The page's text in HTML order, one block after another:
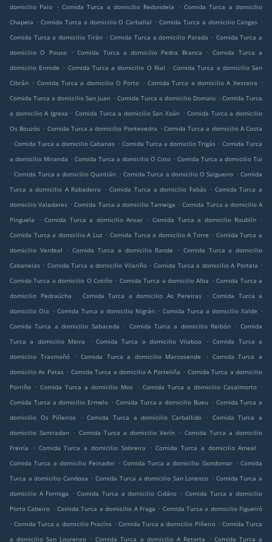
domicilio Paio
. Comida Turca a domicilio Redondela . Comida Turca a domicilio
Chapela . Comida Turca a domicilio O Carballal . Comida Turca a domicilio Cangas .
Comida Turca a domicilio Tirán . Comida Turca a domicilio Parada . Comida Turca a
domicilio O Pouso
. Comida Turca a domicilio Pedra Branca . Comida Turca a
domicilio Ermide . Comida Turca a domicilio O Rial . Comida Turca a domicilio San
Cibrán . Comida Turca a domicilio O Porto . Comida Turca a domicilio A Xesteira .
Comida Turca a domicilio San Juan . Comida Turca a domicilio Domaio . Comida Turca
a domicilio A Igrexa . Comida Turca a domicilio San Xoán . Comida Turca a domicilio
Os Bouzós . Comida Turca a domicilio Pontevedra . Comida Turca a domicilio A Costa
. Comida Turca a domicilio Cabanas . Comida Turca a domicilio Trigás . Comida Turca
a domicilio Miranda . Comida Turca a domicilio O Coto . Comida Turca a domicilio Tui
. Comida Turca a domicilio Quintián . Comida Turca a domicilio O Salgueiro . Comida
Turca a domicilio A Rabadeira
. Comida Turca a domicilio Fabás . Comida Turca a
domicilio Valadares . Comida Turca a domicilio Tameiga . Comida Turca a domicilio A
Pinguela
. Comida Turca a domicilio Ansar . Comida Turca a domicilio Roublín
.
Comida Turca a domicilio A Luz . Comida Turca a domicilio A Torre . Comida Turca a
domicilio Verdeal
. Comida Turca a domicilio Rande . Comida Turca a domicilio
Cabanelas . Comida Turca a domicilio Vilariño . Comida Turca a domicilio A Portela .
Comida Turca a domicilio O Cotiño . Comida Turca a domicilio Alba . Comida Turca a
domicilio Pedraúcha
. Comida Turca a domicilio As Pereiras . Comida Turca a
domicilio Oia . Comida Turca a domicilio Nigrán . Comida Turca a domicilio Xalde .
Comida Turca a domicilio Sabaceda
. Comida Turca a domicilio Reibón . Comida
Turca a domicilio Meira
. Comida Turca a domicilio Vilaboa . Comida Turca a
domicilio Trasmañó
. Comida Turca a domicilio Marcosende . Comida Turca a
domicilio As Patas . Comida Turca a domicilio A Porteliña . Comida Turca a domicilio
Porriño . Comida Turca a domicilio Mos . Comida Turca a domicilio Casalmorto .
Comida Turca a domicilio Ermelo . Comida Turca a domicilio Bueu . Comida Turca a
domicilio Os Piñeiros
. Comida Turca a domicilio Carballido . Comida Turca a
domicilio Santradan . Comida Turca a domicilio Verín . Comida Turca a domicilio
Freiría
. Comida Turca a domicilio Sobreira . Comida Turca a domicilio Ameal
.
Comida Turca a domicilio Peinador . Comida Turca a domicilio Gondomar . Comida
Turca a domicilio Candosa . Comida Turca a domicilio San Lorenzo . Comida Turca a
domicilio A Formiga
. Comida Turca a domicilio Cidáns . Comida Turca a domicilio
Porto Cabeiro . Comida Turca a domicilio A Fraga . Comida Turca a domicilio Figueiró
. Comida Turca a domicilio Pracíns . Comida Turca a domicilio Piñeiro . Comida Turca
a domicilio San Lourenzo . Comida Turca a domicilio A Retorta . Comida Turca a